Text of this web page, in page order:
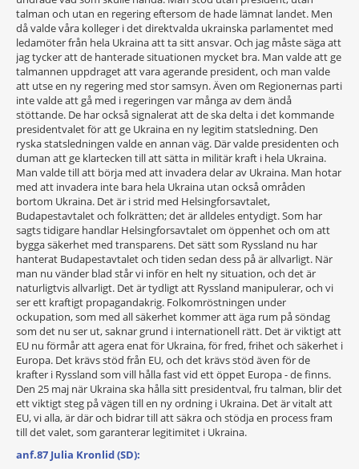
talman och utan en regering eftersom de hade lämnat landet. Men
då valde våra kolleger i det direktvalda ukrainska parlamentet med
ledamöter från hela Ukraina att ta sitt ansvar. Och jag måste säga att
jag tycker att de hanterade situationen mycket bra. Man valde att ge
talmannen uppdraget att vara agerande president, och man valde
att utse en ny regering med stor samsyn. Även om Regionernas parti
inte valde att gå med i regeringen var många av dem ändå
stöttande. De har också signalerat att de ska delta i det kommande
presidentvalet för att ge Ukraina en ny legitim statsledning. Den
ryska statsledningen valde en annan väg. Där valde presidenten och
duman att ge klartecken till att sätta in militär kraft i hela Ukraina.
Man valde till att börja med att invadera delar av Ukraina. Man hotar
med att invadera inte bara hela Ukraina utan också områden
bortom Ukraina. Det är i strid med Helsingforsavtalet,
Budapestavtalet och folkrätten; det är alldeles entydigt. Som har
sagts tidigare handlar Helsingforsavtalet om öppenhet och om att
bygga säkerhet med transparens. Det sätt som Ryssland nu har
hanterat Budapestavtalet och tiden sedan dess på är allvarligt. När
man nu vänder blad står vi inför en helt ny situation, och det är
naturligtvis allvarligt. Det är tydligt att Ryssland manipulerar, och vi
ser ett kraftigt propagandakrig. Folkomröstningen under
ockupation, som med all säkerhet kommer att äga rum på söndag
som det nu ser ut, saknar grund i internationell rätt. Det är viktigt att
EU nu förmår att agera enat för Ukraina, för fred, frihet och säkerhet i
Europa. Det krävs stöd från EU, och det krävs stöd även för de
krafter i Ryssland som vill hålla fast vid ett öppet Europa - de finns.
Den 25 maj när Ukraina ska hålla sitt presidentval, fru talman, blir det
ett viktigt steg på vägen till en ny ordning i Ukraina. Det är vitalt att
EU, vi alla, är där och bidrar till att säkra och stödja en process fram
till det valet, som garanterar legitimitet i Ukraina.
anf.87 Julia Kronlid (SD):